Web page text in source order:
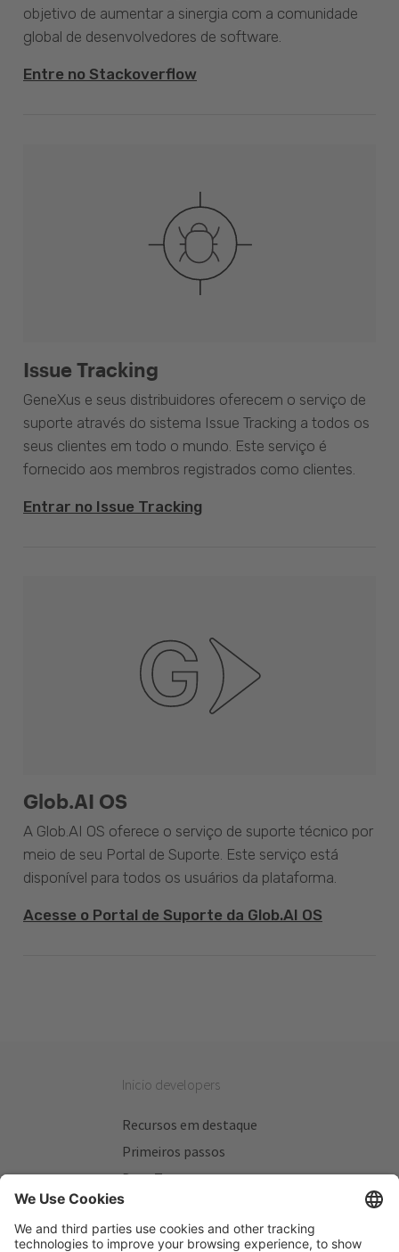
objetivo de aumentar a sinergia com a comunidade
global de desenvolvedores de software.
Entre no Stackoverflow
Issue Tracking
GeneXus e seus distribuidores oferecem o serviço de
suporte através do sistema Issue Tracking a todos os
seus clientes em todo o mundo. Este serviço é
fornecido aos membros registrados como clientes.
Entrar no Issue Tracking
Glob.AI OS
A Glob.AI OS oferece o serviço de suporte técnico por
meio de seu Portal de Suporte. Este serviço está
disponível para todos os usuários da plataforma.
Acesse o Portal de Suporte da Glob.AI OS
Inicio developers
Recursos em destaque
Primeiros passos
Beta Testers
Meus Planos